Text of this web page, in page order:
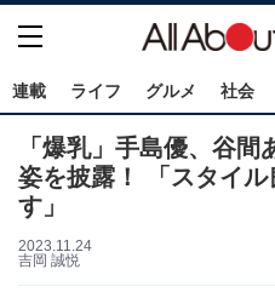
連載 ライフ グルメ 社会
「爆乳」手島優、谷
姿を披露！ 「スタイ
す」
2023.11.24
吉岡 誠悦